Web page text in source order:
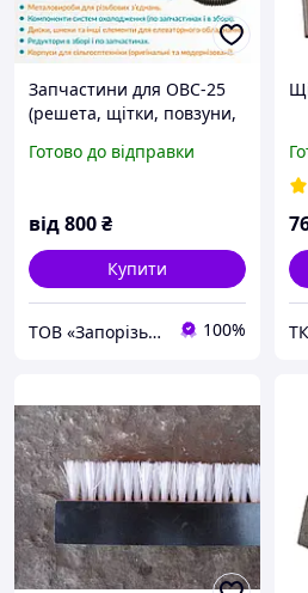
Запчастини для ОВС-25
(решета, щітки, повзуни,
Готово до відправки
від800₴
Купити
ТОВ «Запорізький Зерновоз» 100%